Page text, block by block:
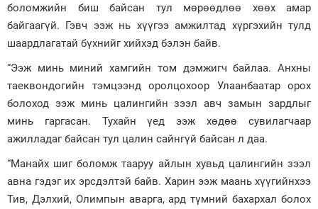
боломжийн биш байсан тул мөрөөдлөө хөөх амар
байгаагүй. Гэвч ээж нь хүүгээ амжилтад хүргэхийн тулд
шаардлагатай бүхнийг хийхэд бэлэн байв.
“Ээж минь миний хамгийн том дэмжигч байлаа. Анхны
таеквондогийн тэмцээнд оролцохоор Улаанбаатар орох
болоход ээж минь цалингийн зээл авч замын зардлыг
минь гаргасан. Тухайн үед ээж хөдөө сувилагчаар
ажилладаг байсан тул цалин сайнгүй байсан л даа.
“Манайх шиг боломж тааруу айлын хувьд цалингийн зээл
авна гэдэг их эрсдэлтэй байв. Харин ээж маань хүүгийнхээ
Тив, Дэлхий, Олимпын аварга, ард түмний бахархал болох